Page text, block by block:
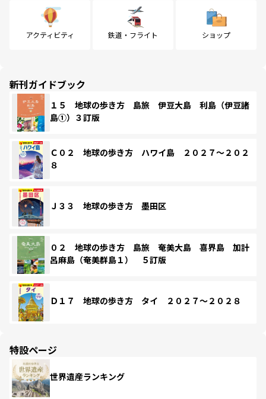
アクティビティ 鉄道・フライト ショップ
新刊ガイドブック
１５ 地球の歩き方 島旅 伊豆大島 利島（伊豆諸
島①）３訂版
Ｃ０２ 地球の歩き方 ハワイ島 ２０２７～２０２
８
Ｊ３３ 地球の歩き方 墨田区
０２ 地球の歩き方 島旅 奄美大島 喜界島 加計
呂麻島（奄美群島１） ５訂版
Ｄ１７ 地球の歩き方 タイ ２０２７～２０２８
特設ページ
世界遺産ランキング